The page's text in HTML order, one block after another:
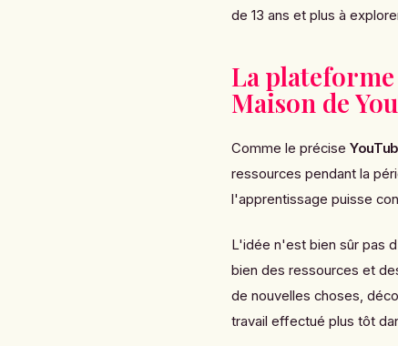
de 13 ans et plus à
La
Maison de
Comme le précise
ressources pendant la
l'apprentissage puisse
L'idée n'est bien sûr pas
bien des ressources et
de nouvelles choses,
travail effectué plus tôt